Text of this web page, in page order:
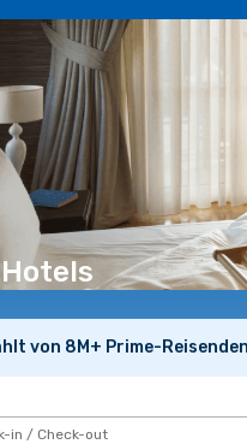
von 8M+ Prime-Reisenden
in / Check-out